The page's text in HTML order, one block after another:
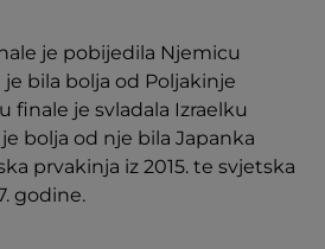
je pobijedila Njemicu
je bila bolja od Poljakinje
finale je svladala Izraelku
bolja od nje bila Japanka
prvakinja iz 2015. te svjetska
godine.